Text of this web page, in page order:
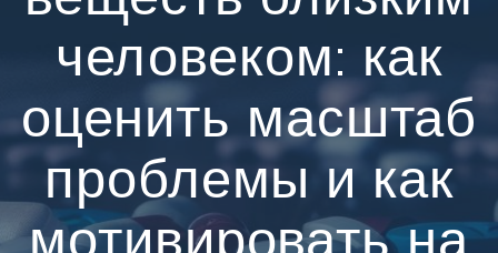
человеком: как
оценить масштаб
проблемы и как
мотивировать на